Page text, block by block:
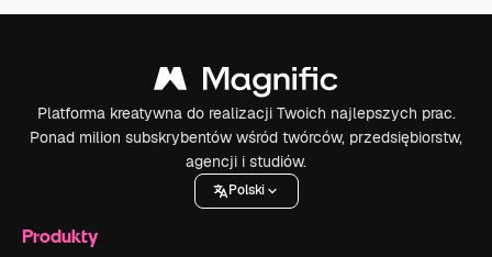
Platforma kreatywna do realizacji Twoich najlepszych prac.
Ponad milion subskrybentów wśród twórców, przedsiębiorstw,
agencji i studiów.
Polski
Produkty